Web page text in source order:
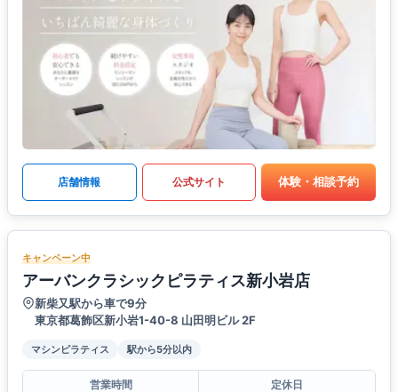
店舗情報 公式サイト 体験・相談予約
キャンペーン中
アーバンクラシックピラティス新小岩店
新柴又駅から車で9分
東京都葛飾区新小岩1-40-8 山田明ビル 2F
マシンピラティス 駅から5分以内
営業時間
定休日